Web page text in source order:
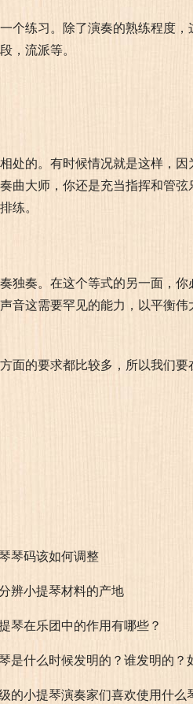
个练习。除了演奏的熟练程度，
，流派等。
处的。有时候情况就是这样，因
曲大师，你还是充当指挥和管弦
练。
独奏。在这个等式的另一面，你
这需要罕见的能力，以平衡伟
面的要求都比较多，所以我们要
琴码该如何调整
辨小提琴材料的产地
琴在乐团中的作用有哪些？
是什么时候发明的？谁发明的？
的小提琴演奏家们喜欢使用什么